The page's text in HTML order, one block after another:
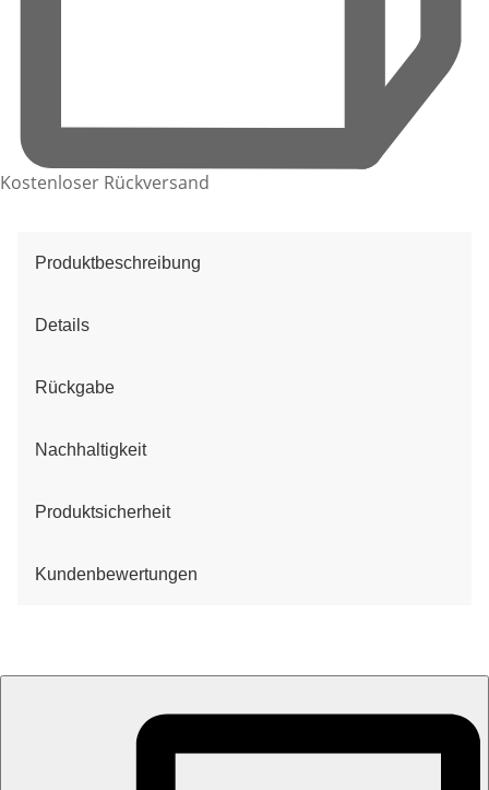
Kostenloser Rückversand
Produktbeschreibung
Details
Rückgabe
Nachhaltigkeit
Produktsicherheit
Kundenbewertungen